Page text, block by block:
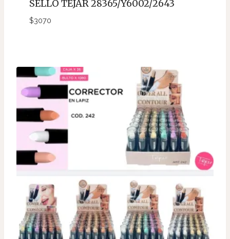
SELLO TEJAR 28365/Y6002/2643
$3070